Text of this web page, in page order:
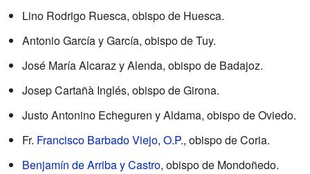
Lino Rodrigo Ruesca, obispo de Huesca.
Antonio García y García, obispo de Tuy.
José María Alcaraz y Alenda, obispo de Badajoz.
Josep Cartañà Inglés, obispo de Girona.
Justo Antonino Echeguren y Aldama, obispo de Oviedo.
Fr. Francisco Barbado Viejo, O.P., obispo de Coria.
Benjamín de Arriba y Castro, obispo de Mondoñedo.